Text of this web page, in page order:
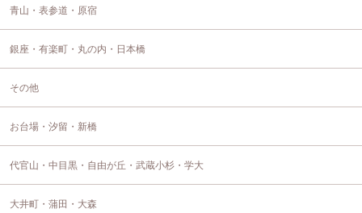
青山・表参道・原宿
銀座・有楽町・丸の内・日本橋
その他
お台場・汐留・新橋
代官山・中目黒・自由が丘・武蔵小杉・学大
大井町・蒲田・大森